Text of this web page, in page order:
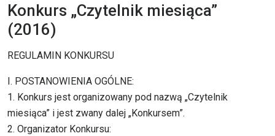
Konkurs „Czytelnik miesiąca”
(2016)
REGULAMIN KONKURSU
I. POSTANOWIENIA OGÓLNE:
1. Konkurs jest organizowany pod nazwą „Czytelnik
miesiąca” i jest zwany dalej „Konkursem”.
2. Organizator Konkursu: